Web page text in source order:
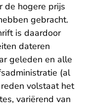
de hogere prijs
gebracht.
is daardoor
dateren
geleden en alle
(al
volstaat het
variërend van